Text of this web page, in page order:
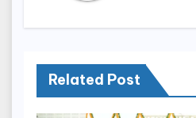
Related Post